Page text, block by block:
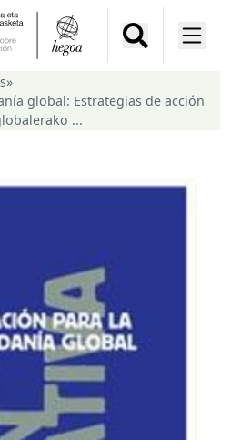
»
global: Estrategias de acción
...